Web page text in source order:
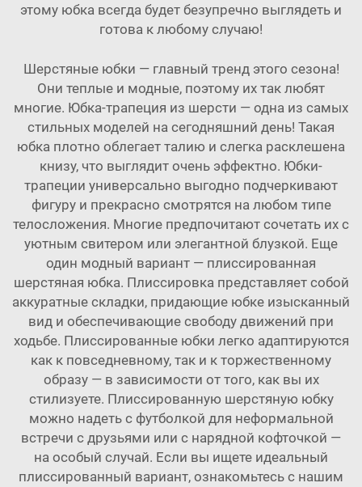
этому юбка всегда будет безупречно выглядеть и
готова к любому случаю!
Шерстяные юбки — главный тренд этого сезона!
Они теплые и модные, поэтому их так любят
многие. Юбка-трапеция из шерсти — одна из самых
стильных моделей на сегодняшний день! Такая
юбка плотно облегает талию и слегка расклешена
книзу, что выглядит очень эффектно. Юбки-
трапеции универсально выгодно подчеркивают
фигуру и прекрасно смотрятся на любом типе
телосложения. Многие предпочитают сочетать их с
уютным свитером или элегантной блузкой. Еще
один модный вариант — плиссированная
шерстяная юбка. Плиссировка представляет собой
аккуратные складки, придающие юбке изысканный
вид и обеспечивающие свободу движений при
ходьбе. Плиссированные юбки легко адаптируются
как к повседневному, так и к торжественному
образу — в зависимости от того, как вы их
стилизуете. Плиссированную шерстяную юбку
можно надеть с футболкой для неформальной
встречи с друзьями или с нарядной кофточкой —
на особый случай. Если вы ищете идеальный
плиссированный вариант, ознакомьтесь с нашим